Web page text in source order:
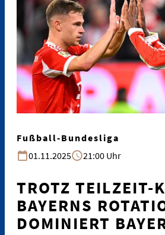
Fußball-Bundesliga
01.11.2025
21:00 Uhr
TROTZ TEILZEIT-
BAYERNS
DOMINIERT